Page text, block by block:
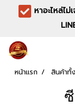
หาอะไหล่ไ
หน้าแรก สินค้าทั้